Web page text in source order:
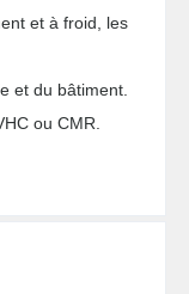
et à froid, les
et du bâtiment.
ou CMR.